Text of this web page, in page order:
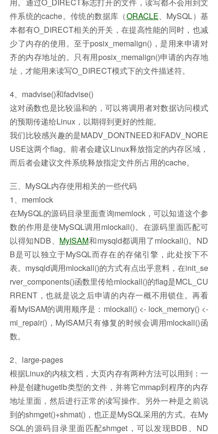
件系统的cache。传统的数据库（ORACLE、MySQL）基
本都有O_DIRECT相关的开关，在提高性能的同时，也减
少了内存的使用。至于posix_memalign()，是用来申请对
齐的内存地址的。只有用posix_memalign()申请的内存地
址，才能用来读写O_DIRECT模式下的文件描述符。
4、madvise()和fadvise()
这对函数也是比较温和的，可以将调用者对数据访问模式
的预期传递给Linux，以期得到更好的性能。
我们比较感兴趣的是MADV_DONTNEED和FADV_NORE
USE这两个flag。前者会建议Linux释放指定的内存区域，
而后者会建议文件系统释放指定文件所占用的cache。
三、MySQL内存使用相关的一些代码
1、memlock
在MySQL的源码目录里面查询memlock，可以知道这个参
数的作用是使MySQL调用mlockall()。在源码里面匹配可
以得知NDB、 MyISAM和mysqld都调用了mlockall()。ND
B是可以独立于MySQL而存在的存储引擎，此处按下不
表。mysqld调用mlockall()的方式有点出乎意料，在init_se
rver_components()函数里传给mlockall()的flag是MCL_CU
RRENT，也就是说之后申请的内存一概不用锁住。再看
看MyISAM的调用顺序是：mlockall() <- lock_memory() <-
mi_repair()，MyISAM只有修复的时候会调用mlockall()函
数。
2、large-pages
根据Linux的内核文档，大页内存有两种方法可以用到：一
种是创建hugetlb类型的文件，并将它mmap到程序的内存
地址里面，然后进行正常的读写操作。另外一种是之前说
到的shmget()+shmat()，也正是MySQL采用的方式。在My
SQL的源码目录里面匹配shmget，可以发现BDB、ND